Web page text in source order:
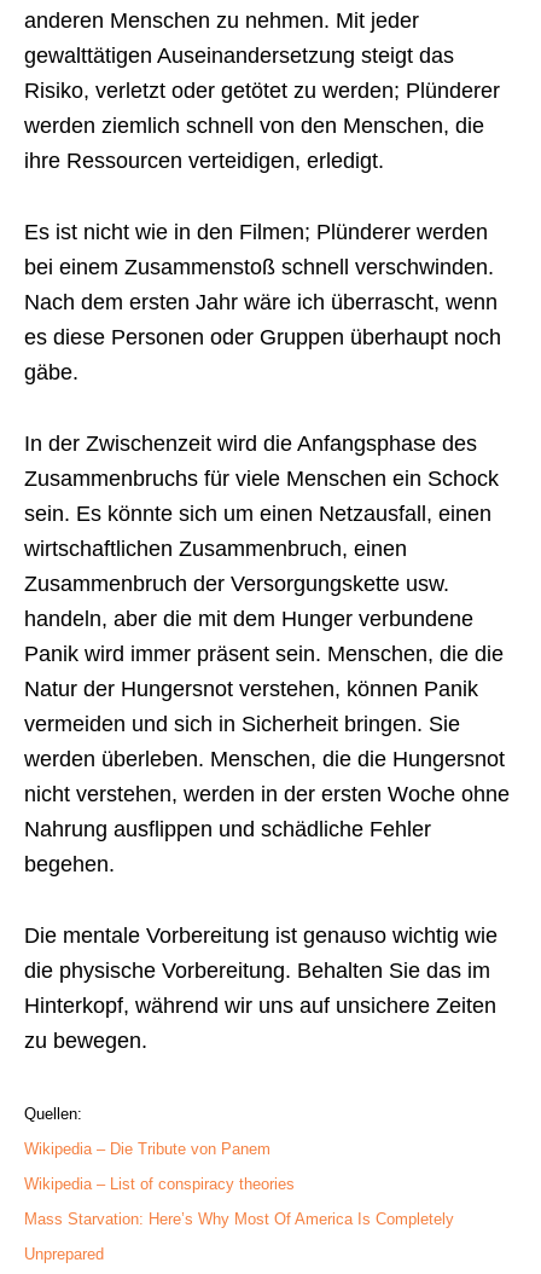
anderen Menschen zu nehmen. Mit jeder
gewalttätigen Auseinandersetzung steigt das
Risiko, verletzt oder getötet zu werden; Plünderer
werden ziemlich schnell von den Menschen, die
ihre Ressourcen verteidigen, erledigt.
Es ist nicht wie in den Filmen; Plünderer werden
bei einem Zusammenstoß schnell verschwinden.
Nach dem ersten Jahr wäre ich überrascht, wenn
es diese Personen oder Gruppen überhaupt noch
gäbe.
In der Zwischenzeit wird die Anfangsphase des
Zusammenbruchs für viele Menschen ein Schock
sein. Es könnte sich um einen Netzausfall, einen
wirtschaftlichen Zusammenbruch, einen
Zusammenbruch der Versorgungskette usw.
handeln, aber die mit dem Hunger verbundene
Panik wird immer präsent sein. Menschen, die die
Natur der Hungersnot verstehen, können Panik
vermeiden und sich in Sicherheit bringen. Sie
werden überleben. Menschen, die die Hungersnot
nicht verstehen, werden in der ersten Woche ohne
Nahrung ausflippen und schädliche Fehler
begehen.
Die mentale Vorbereitung ist genauso wichtig wie
die physische Vorbereitung. Behalten Sie das im
Hinterkopf, während wir uns auf unsichere Zeiten
zu bewegen.
Quellen:
Wikipedia – Die Tribute von Panem
Wikipedia – List of conspiracy theories
Mass Starvation: Here’s Why Most Of America Is Completely
Unprepared